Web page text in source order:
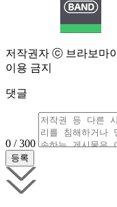
저작권자 ⓒ 브라보마
이용 금지
댓글
0 / 300